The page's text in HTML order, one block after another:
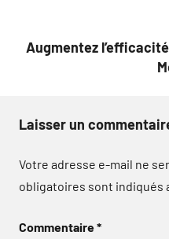
Augmentez
Laisser un
Votre adresse e-mail ne
obligatoires sont indiqués
Commentaire*